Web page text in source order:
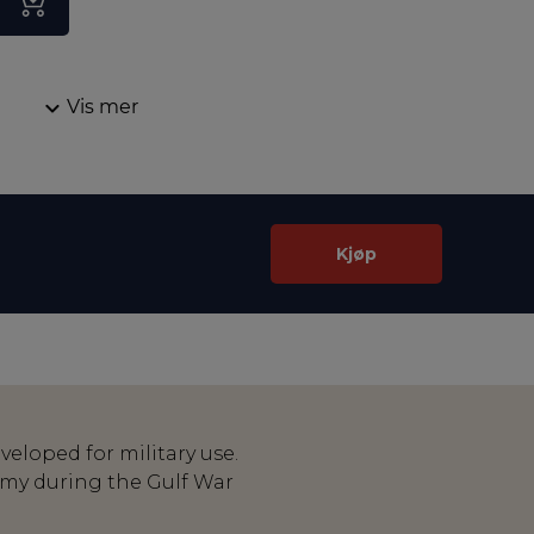
Vis mer
Kjøp
for military use.
during the Gulf War